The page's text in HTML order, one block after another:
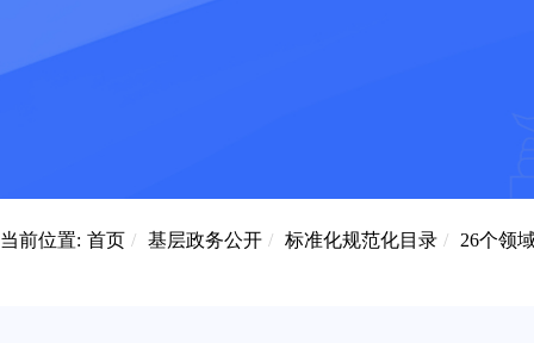
当前位置: 首页 / 基层政务公开 / 标准化规范化目录 / 26个领